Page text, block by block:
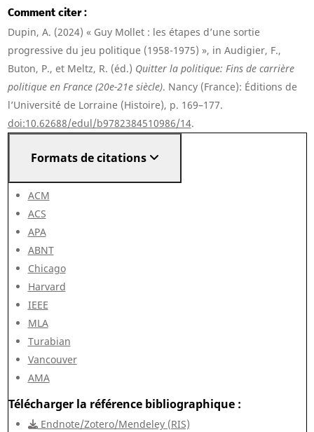
Comment citer
Dupin, A. (2024) « Guy Mollet : les étapes d’une sortie
progressive du jeu politique (1958-1975) », in Audigier, F.,
Buton, P., et Meltz, R. (éd.) Quitter la politique: Fins de carrière
politique en France (20e-21e siècle). Nancy (France): Éditions de
l’Université de Lorraine (Histoire), p. 169–177.
doi:10.62688/edul/b9782384510986/14.
Formats de citations
ACM
ACS
APA
ABNT
Chicago
Harvard
IEEE
MLA
Turabian
Vancouver
AMA
Télécharger la référence bibliographique
Endnote/Zotero/Mendeley (RIS)